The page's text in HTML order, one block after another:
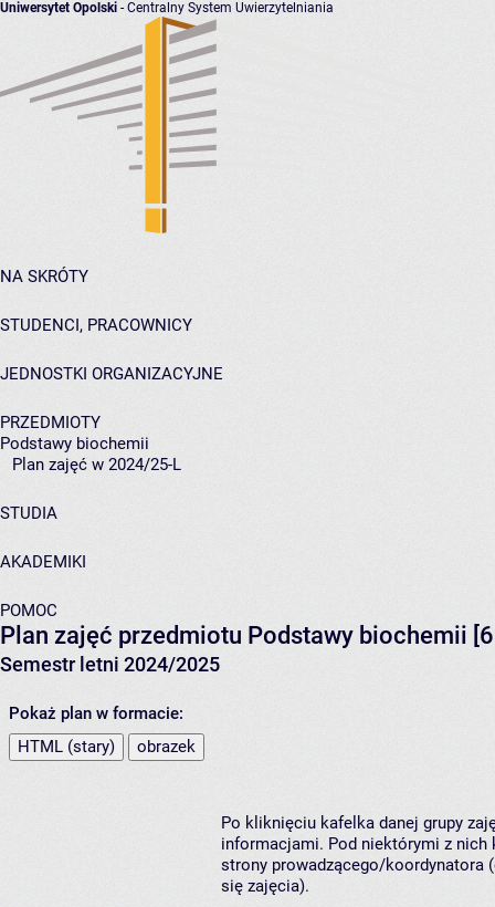
Uniwersytet Opolski - Centralny System Uwierzytelniania
NA SKRÓTY
STUDENCI, PRACOWNICY
JEDNOSTKI ORGANIZACYJNE
PRZEDMIOTY
Podstawy biochemii
Plan zajęć w 2024/25-L
STUDIA
AKADEMIKI
POMOC
Plan zajęć przedmiotu Podstawy biochemii
Semestr letni 2024/2025
Pokaż plan w formacie:
HTML (stary)
obrazek
Po kliknięciu kafelka danej grupy
informacjami. Pod niektórymi z nich
strony prowadzącego/koordynatora
się zajęcia).